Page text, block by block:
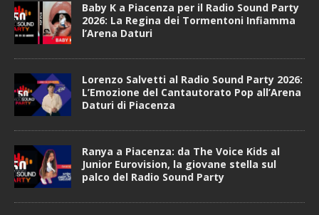
Baby K a Piacenza per il Radio Sound Party
2026: La Regina dei Tormentoni Infiamma
l’Arena Daturi
Lorenzo Salvetti al Radio Sound Party 2026:
L’Emozione del Cantautorato Pop all’Arena
Daturi di Piacenza
Ranya a Piacenza: da The Voice Kids al
Junior Eurovision, la giovane stella sul
palco del Radio Sound Party